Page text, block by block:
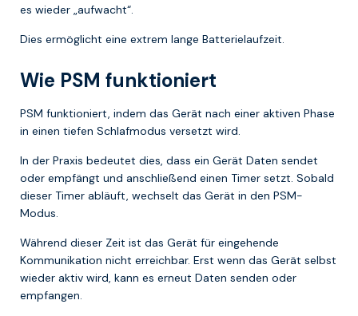
es wieder „aufwacht“.
Dies ermöglicht eine extrem lange Batterielaufzeit.
Wie PSM funktioniert
PSM funktioniert, indem das Gerät nach einer aktiven Phase
in einen tiefen Schlafmodus versetzt wird.
In der Praxis bedeutet dies, dass ein Gerät Daten sendet
oder empfängt und anschließend einen Timer setzt. Sobald
dieser Timer abläuft, wechselt das Gerät in den PSM-
Modus.
Während dieser Zeit ist das Gerät für eingehende
Kommunikation nicht erreichbar. Erst wenn das Gerät selbst
wieder aktiv wird, kann es erneut Daten senden oder
empfangen.